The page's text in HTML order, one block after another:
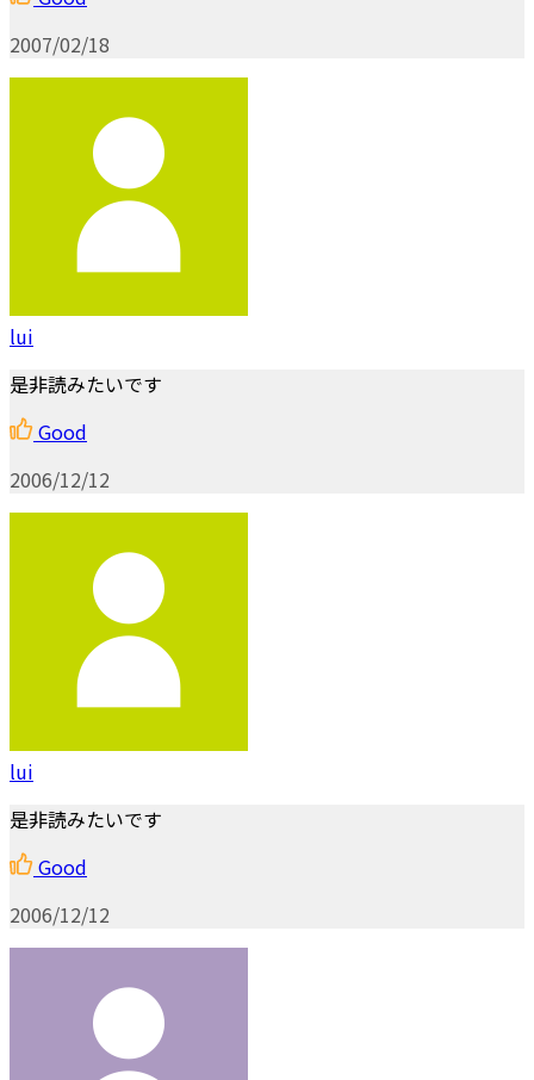
2007/02/18
lui
是非読みたいです
Good
2006/12/12
lui
是非読みたいです
Good
2006/12/12